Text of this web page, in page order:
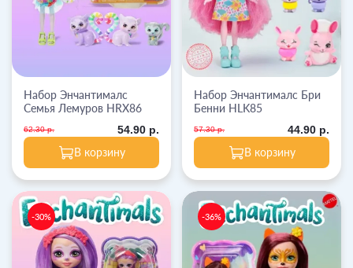
Набор Энчантималс
Семья Лемуров HRX86
62.30 р. 54.90 р.
В корзину
Набор Энчантималс Бри
Бенни HLK85
57.30 р. 44.90 р.
В корзину
-30% -36%